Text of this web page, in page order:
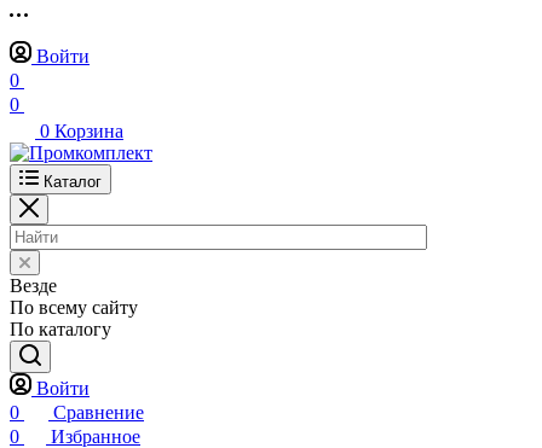
Войти
0
0
0 Корзина
Каталог
Везде
По всему сайту
По каталогу
Войти
0
Сравнение
0
Избранное